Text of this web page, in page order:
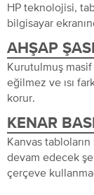
HP teknolojisi,
bilgisayar
AHŞAP
Kurutulmuş
eğilmez ve ısı
korur.
KENAR
Kanvas
devam edecek
çerçeve